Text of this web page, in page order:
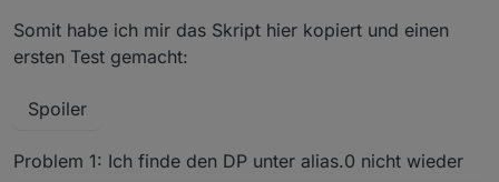
    "state": 1636,
    "owner": "system.user.admin",
Somit habe ich mir das Skript hier kopiert und einen
ersten Test gemacht:
Spoiler
Problem 1: Ich finde den DP unter alias.0 nicht wieder